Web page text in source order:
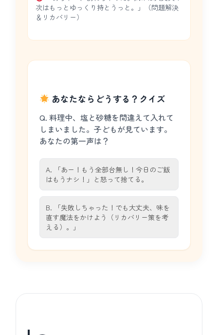
次はもっとゆっくり持とうっと。」（問題解決
＆リカバリー）
あなたならどうする？クイズ
Q. 料理中、塩と砂糖を間違えて入れて
しまいました。子どもが見ています。
あなたの第一声は？
A. 「あー！もう全部台無し！今日のご飯
はもうナシ！」と怒って捨てる。
B. 「失敗しちゃった！でも大丈夫、味を
直す魔法をかけよう（リカバリー策を考
える）。」